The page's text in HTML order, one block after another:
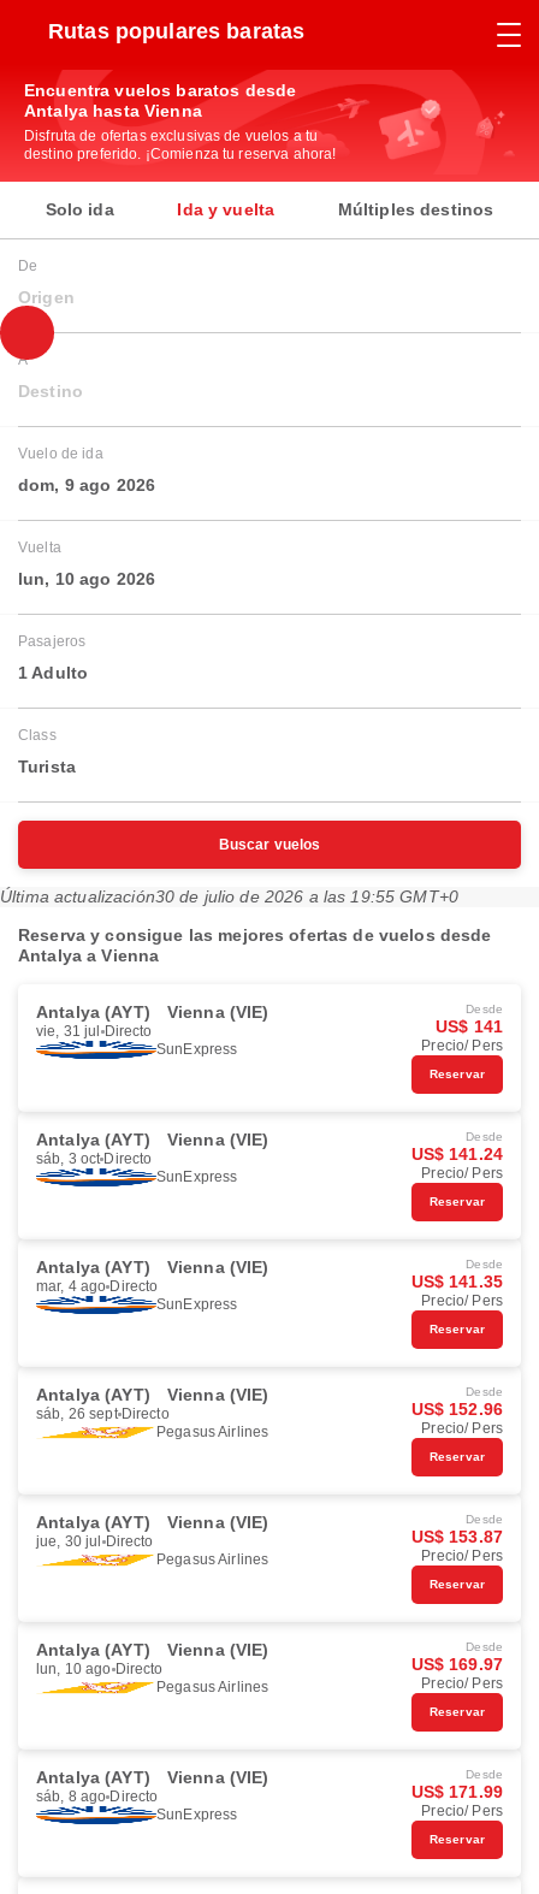
Rutas populares baratas
Encuentra vuelos baratos desde
Antalya hasta Vienna
Disfruta de ofertas exclusivas de vuelos a tu
destino preferido. ¡Comienza tu reserva ahora!
Solo ida Ida y vuelta Múltiples destinos
De
Origen
A
Destino
Vuelo de ida
dom, 9 ago 2026
Vuelta
lun, 10 ago 2026
Pasajeros
1 Adulto
Class
Turista
Buscar vuelos
Última actualización30 de julio de 2026 a las 19:55 GMT+0
Reserva y consigue las mejores ofertas de vuelos desde
Antalya a Vienna
Antalya (AYT) Vienna (VIE)
vie, 31 jul Directo
SunExpress
Desde
US$ 141
Precio/ Pers
Reservar
Antalya (AYT) Vienna (VIE)
sáb, 3 oct Directo
SunExpress
Desde
US$ 141.24
Precio/ Pers
Reservar
Antalya (AYT) Vienna (VIE)
mar, 4 ago Directo
SunExpress
Desde
US$ 141.35
Precio/ Pers
Reservar
Antalya (AYT) Vienna (VIE)
sáb, 26 sept Directo
Pegasus Airlines
Desde
US$ 152.96
Precio/ Pers
Reservar
Antalya (AYT) Vienna (VIE)
jue, 30 jul Directo
Pegasus Airlines
Desde
US$ 153.87
Precio/ Pers
Reservar
Antalya (AYT) Vienna (VIE)
lun, 10 ago Directo
Pegasus Airlines
Desde
US$ 169.97
Precio/ Pers
Reservar
Antalya (AYT) Vienna (VIE)
sáb, 8 ago Directo
SunExpress
Desde
US$ 171.99
Precio/ Pers
Reservar